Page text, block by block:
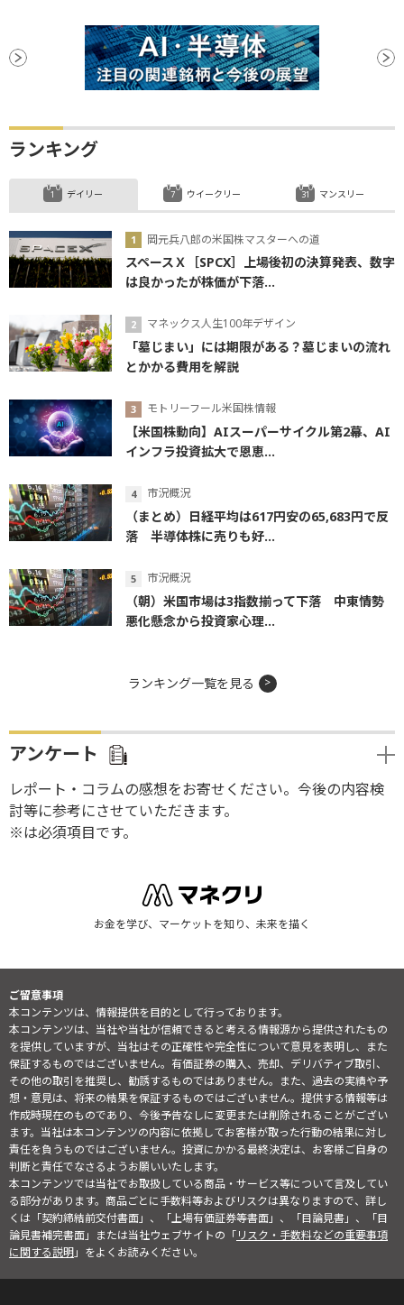
ランキング
デイリー
岡元兵八郎の米国株マスターへの道
スペースＸ［SPCX］上場後初の決算発表、数字
は良かったが株価が下落...
マネックス人生100年デザイン
「墓じまい」には期限がある？墓じまいの流れ
とかかる費用を解説
モトリーフール米国株情報
【米国株動向】AIスーパーサイクル第2幕、AI
インフラ投資拡大で恩恵...
市況概況
（まとめ）日経平均は617円安の65,683円で反
落 半導体株に売りも好...
市況概況
（朝）米国市場は3指数揃って下落 中東情勢
悪化懸念から投資家心理...
ウイークリー マンスリー
ランキング一覧を見る
アンケート
レポート・コラムの感想をお寄せください。今後の内容検
討等に参考にさせていただきます。
※は必須項目です。
お金を学び、マーケットを知り、未来を描く
ご留意事項
本コンテンツは、情報提供を目的として行っております。
本コンテンツは、当社や当社が信頼できると考える情報源から提供されたもの
を提供していますが、当社はその正確性や完全性について意見を表明し、また
保証するものではございません。有価証券の購入、売却、デリバティブ取引、
その他の取引を推奨し、勧誘するものではありません。また、過去の実績や予
想・意見は、将来の結果を保証するものではございません。提供する情報等は
作成時現在のものであり、今後予告なしに変更または削除されることがござい
ます。当社は本コンテンツの内容に依拠してお客様が取った行動の結果に対し
責任を負うものではございません。投資にかかる最終決定は、お客様ご自身の
判断と責任でなさるようお願いいたします。
本コンテンツでは当社でお取扱している商品・サービス等について言及してい
る部分があります。商品ごとに手数料等およびリスクは異なりますので、詳し
くは「契約締結前交付書面」、「上場有価証券等書面」、「目論見書」、「目
論見書補完書面」または当社ウェブサイトの「リスク・手数料などの重要事項
に関する説明」をよくお読みください。